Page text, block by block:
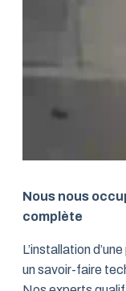
Nous nous
complète
L’installation
un savoir-faire